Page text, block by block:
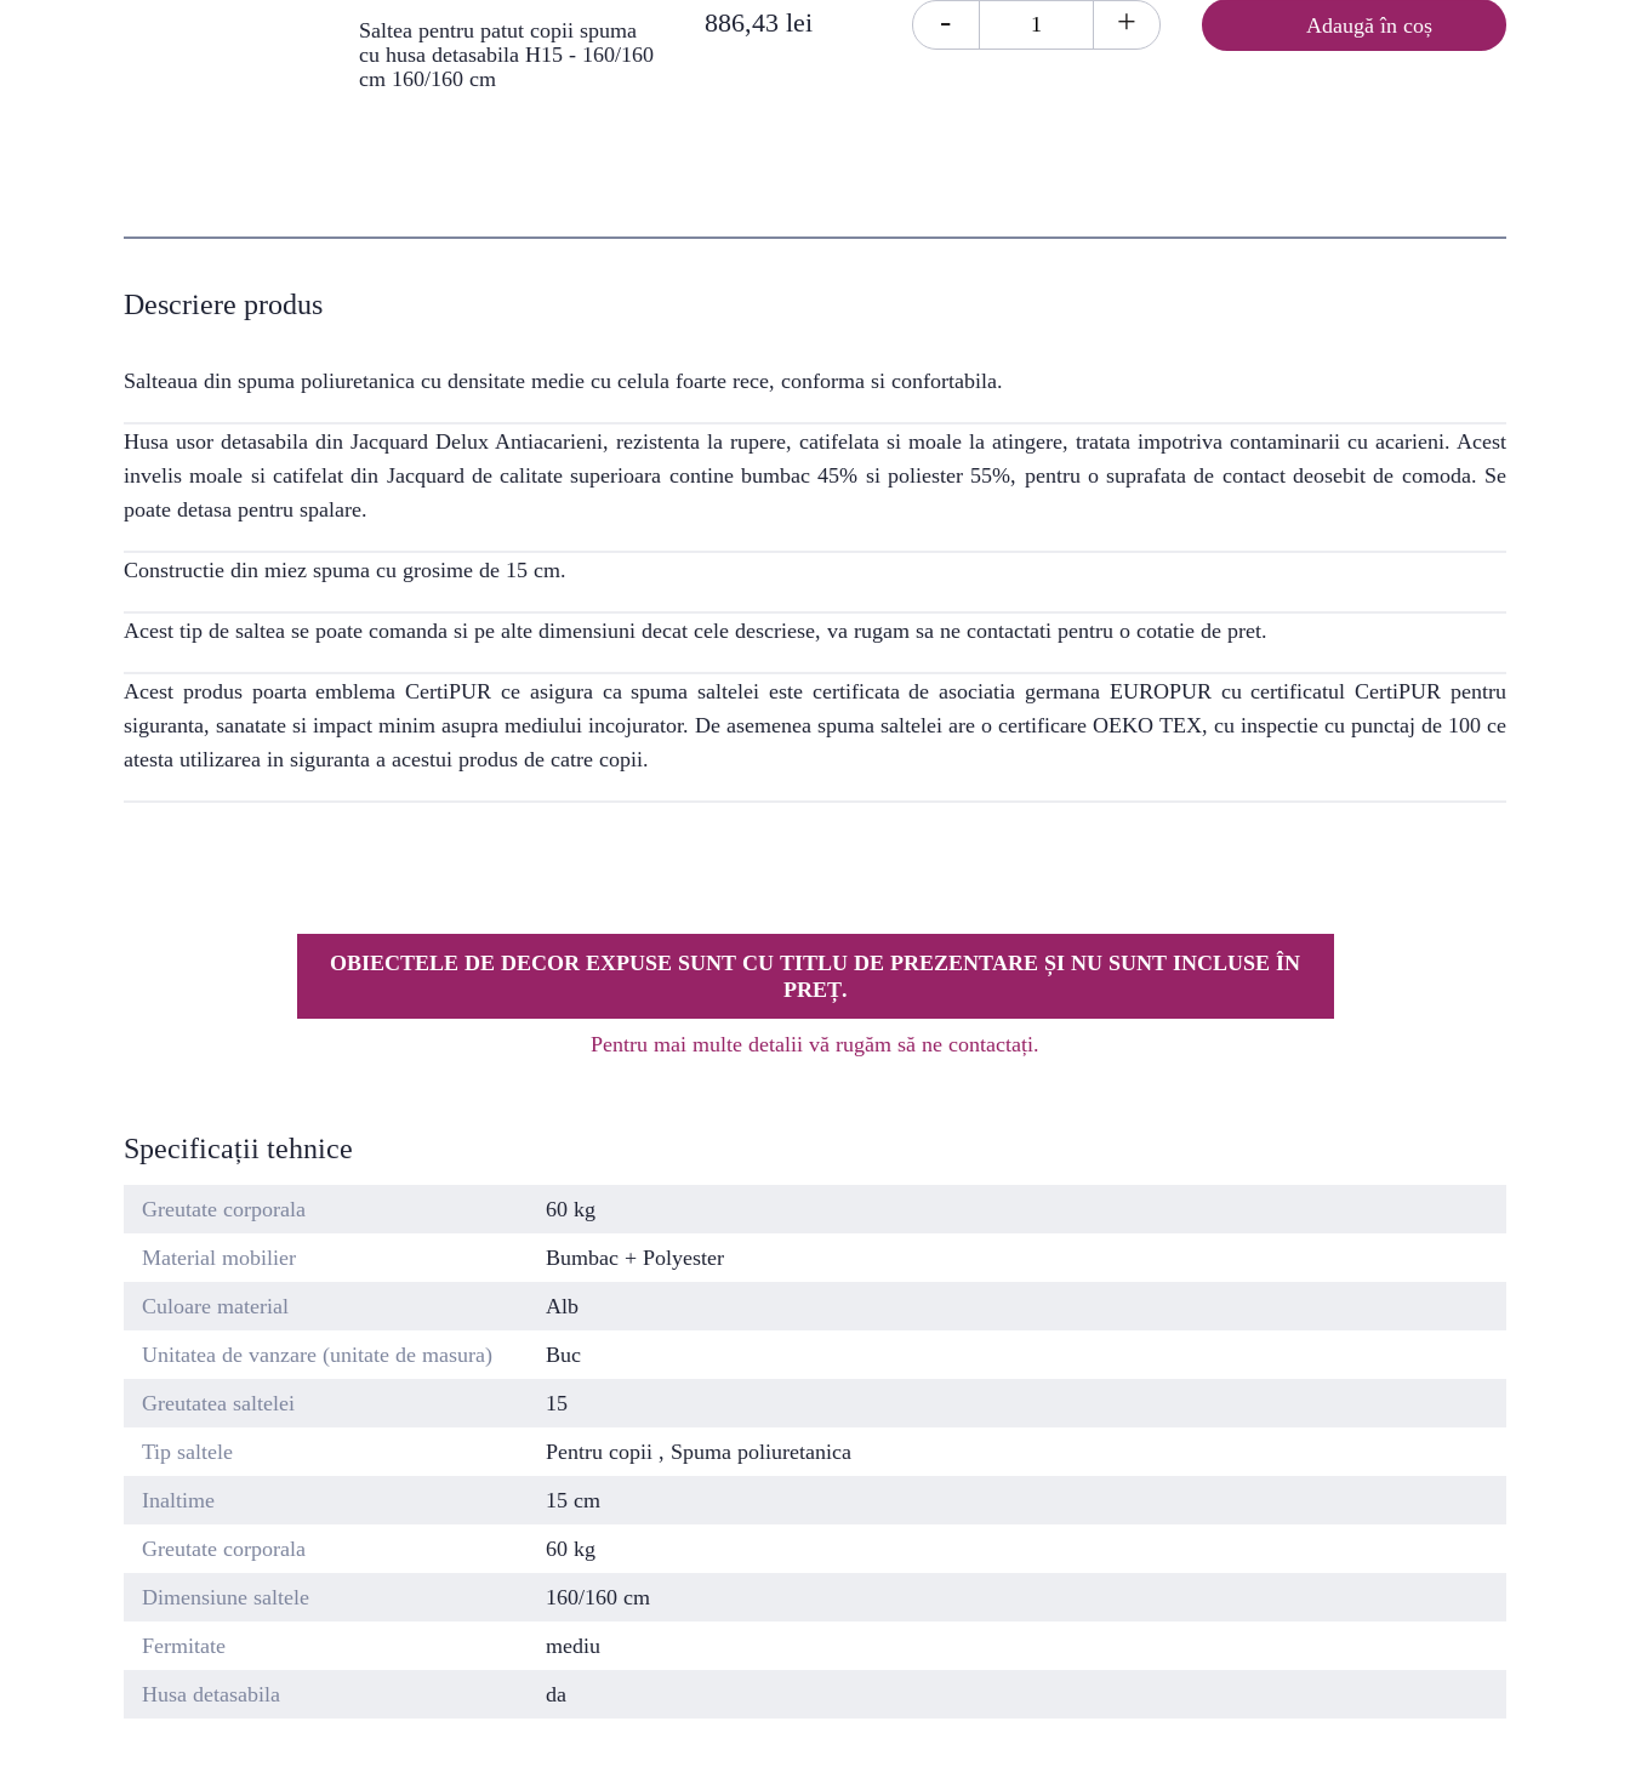
Saltea pentru patut copii spuma
cu husa detasabila H15 - 160/160
cm 160/160 cm
886,43 lei +
- Adaugă în coș
Descriere produs
Salteaua din spuma poliuretanica cu densitate medie cu celula foarte rece, conforma si confortabila.
Husa usor detasabila din Jacquard Delux Antiacarieni, rezistenta la rupere, catifelata si moale la atingere, tratata impotriva contaminarii cu acarieni. Acest
invelis moale si catifelat din Jacquard de calitate superioara contine bumbac 45% si poliester 55%, pentru o suprafata de contact deosebit de comoda. Se
poate detasa pentru spalare.
Constructie din miez spuma cu grosime de 15 cm.
Acest tip de saltea se poate comanda si pe alte dimensiuni decat cele descriese, va rugam sa ne contactati pentru o cotatie de pret.
Acest produs poarta emblema CertiPUR ce asigura ca spuma saltelei este certificata de asociatia germana EUROPUR cu certificatul CertiPUR pentru
siguranta, sanatate si impact minim asupra mediului incojurator. De asemenea spuma saltelei are o certificare OEKO TEX, cu inspectie cu punctaj de 100 ce
atesta utilizarea in siguranta a acestui produs de catre copii.
OBIECTELE DE DECOR EXPUSE SUNT CU TITLU DE PREZENTARE ȘI NU SUNT INCLUSE ÎN
PREȚ.
Pentru mai multe detalii vă rugăm să ne contactați.
Specificații tehnice
Greutate corporala
60 kg
Material mobilier
Bumbac + Polyester
Culoare material
Alb
Unitatea de vanzare (unitate de masura)
Buc
Greutatea saltelei
15
Tip saltele
Pentru copii , Spuma poliuretanica
Inaltime
15 cm
Greutate corporala
60 kg
Dimensiune saltele
160/160 cm
Fermitate
mediu
Husa detasabila
da